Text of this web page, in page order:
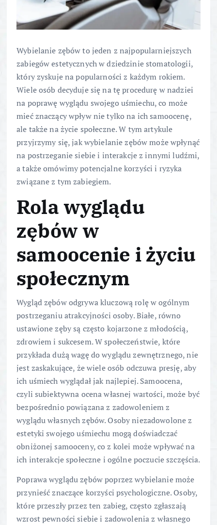
Wybielanie zębów to jeden z najpopularniejszych
zabiegów estetycznych w dziedzinie stomatologii,
który zyskuje na popularności z każdym rokiem.
Wiele osób decyduje się na tę procedurę w nadziei
na poprawę wyglądu swojego uśmiechu, co może
mieć znaczący wpływ nie tylko na ich samoocenę,
ale także na życie społeczne. W tym artykule
przyjrzymy się, jak wybielanie zębów może wpłynąć
na postrzeganie siebie i interakcje z innymi ludźmi,
a także omówimy potencjalne korzyści i ryzyka
związane z tym zabiegiem.
Rola wyglądu
zębów w
samoocenie i życiu
społecznym
Wygląd zębów odgrywa kluczową rolę w ogólnym
postrzeganiu atrakcyjności osoby. Białe, równo
ustawione zęby są często kojarzone z młodością,
zdrowiem i sukcesem. W społeczeństwie, które
przykłada dużą wagę do wyglądu zewnętrznego, nie
jest zaskakujące, że wiele osób odczuwa presję, aby
ich uśmiech wyglądał jak najlepiej. Samoocena,
czyli subiektywna ocena własnej wartości, może być
bezpośrednio powiązana z zadowoleniem z
wyglądu własnych zębów. Osoby niezadowolone z
estetyki swojego uśmiechu mogą doświadczać
obniżonej samooceny, co z kolei może wpływać na
ich interakcje społeczne i ogólne poczucie szczęścia.
Poprawa wyglądu zębów poprzez wybielanie może
przynieść znaczące korzyści psychologiczne. Osoby,
które przeszły przez ten zabieg, często zgłaszają
wzrost pewności siebie i zadowolenia z własnego